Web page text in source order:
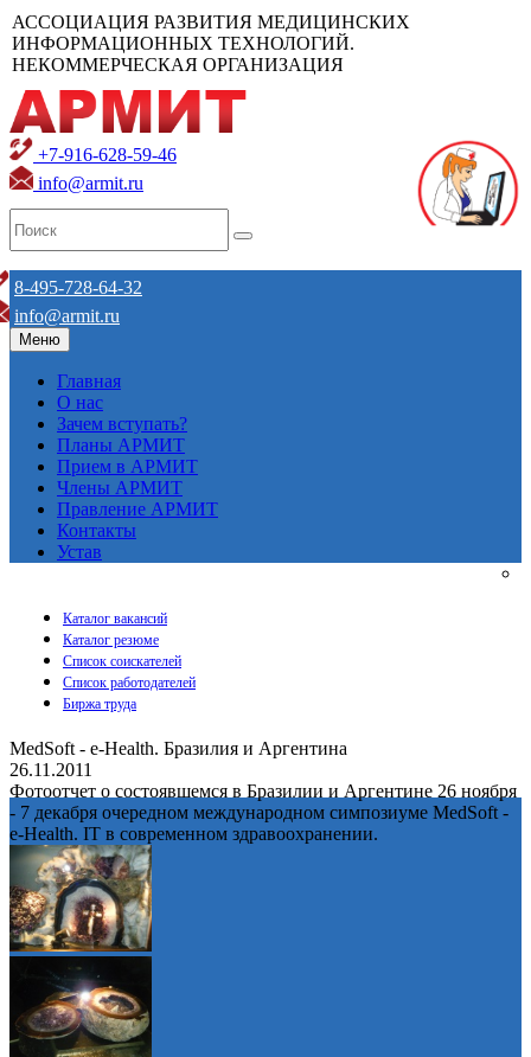
АССОЦИАЦИЯ РАЗВИТИЯ МЕДИЦИНСКИХ
ИНФОРМАЦИОННЫХ ТЕХНОЛОГИЙ.
НЕКОММЕРЧЕСКАЯ ОРГАНИЗАЦИЯ
+7-916-628-59-46
info@armit.ru
8-495-728-64-32
info@armit.ru
Меню
Главная
О нас
Зачем вступать?
Планы АРМИТ
Прием в АРМИТ
Члены АРМИТ
Правление АРМИТ
Контакты
Устав
Каталог вакансий
Каталог резюме
Список соискателей
Список работодателей
Биржа труда
MedSoft - e-Health. Бразилия и Аргентина
26.11.2011
Фотоотчет о состоявшемся в Бразилии и Аргентине 26 ноября
- 7 декабря очередном международном симпозиуме MedSoft -
e-Health. IT в современном здравоохранении.